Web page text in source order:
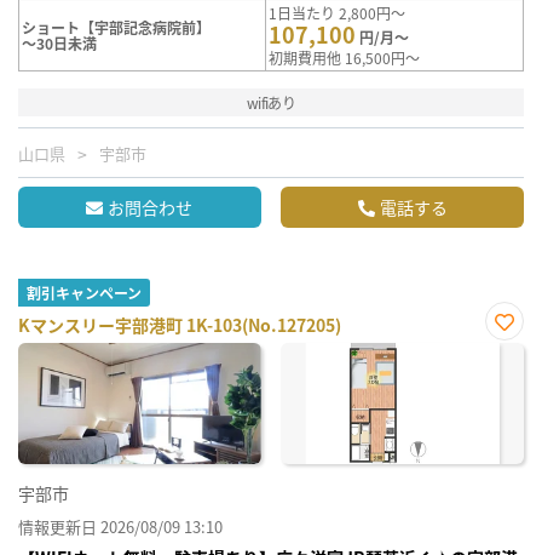
ショート【宇部記念病院前】
～30日未満
1日当たり 2,800円～
107,100 円/月～
初期費用他 16,500円～
wifiあり
山口県 宇部市
お問合わせ 電話する
割引キャンペーン
Kマンスリー宇部港町 1K-103(No.127205)
お気
宇部市
情報更新日 2026/08/09 13:10